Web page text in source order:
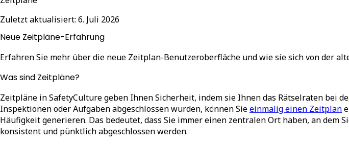
Zuletzt aktualisiert: 6. Juli 2026
Neue Zeitpläne-Erfahrung
Erfahren Sie mehr über die neue Zeitplan-Benutzeroberfläche und wie sie sich von der
Was sind Zeitpläne?
Zeitpläne in SafetyCulture geben Ihnen Sicherheit, indem sie Ihnen das Rätselraten bei
Inspektionen oder Aufgaben abgeschlossen wurden, können Sieeinmalig einen Zeitplan
Häufigkeit generieren. Das bedeutet, dass Sie immer einen zentralen Ort haben, an dem
konsistent und pünktlich abgeschlossen werden.